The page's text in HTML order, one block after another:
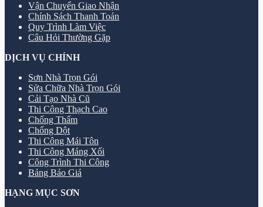
Vận Chuyển Giao Nhận
Chính Sách Thanh Toán
Quy Trình Làm Việc
Câu Hỏi Thường Gặp
DỊCH VỤ CHÍNH
Sơn Nhà Trọn Gói
Sửa Chữa Nhà Trọn Gói
Cải Tạo Nhà Cũ
Thi Công Thạch Cao
Chống Thấm
Chống Dột
Thi Công Mái Tôn
Thi Công Máng Xối
Công Trình Thi Công
Bảng Báo Giá
HẠNG MỤC SƠN